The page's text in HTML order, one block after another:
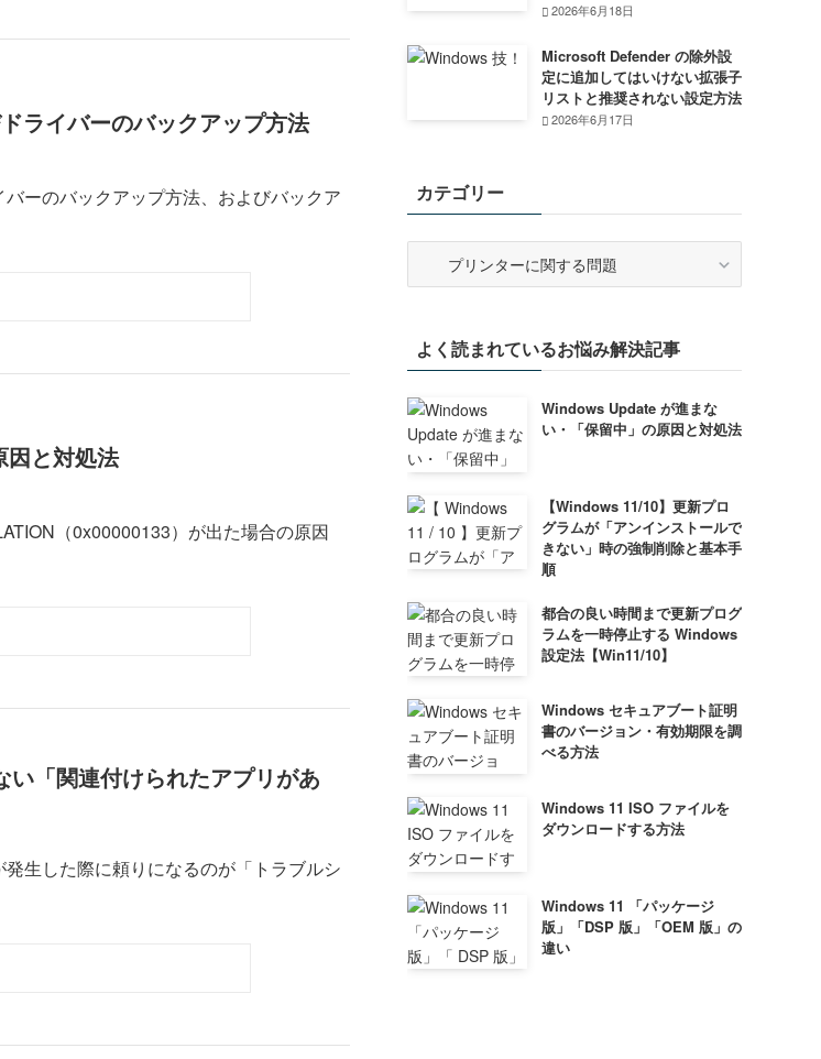
ライバーのバックアップ方法
ーのバックアップ方法、およびバックア
因と対処法
（0x00000133）が出た場合の原因
「関連付けられたアプリがあ
生した際に頼りになるのが「トラブルシ
2026年6月18日
Microsoft Defender の除外設
定に追加してはいけない拡張子
リストと推奨されない設定方法
2026年6月17日
カテゴリー
ーよく読まれているお悩み解決記事
Windows Update が進まな
い・「保留中」の原因と対処法
【Windows 11/10】更新プロ
グラムが「アンインストールで
きない」時の強制削除と基本手
順
都合の良い時間まで更新プログ
ラムを一時停止する Windows
設定法【Win11/10】
Windows セキュアブート証明
書のバージョン・有効期限を調
べる方法
Windows 11 ISO ファイルを
ダウンロードする方法
Windows 11 「パッケージ
版」「DSP 版」「OEM 版」の
違い